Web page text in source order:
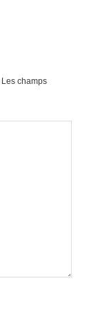
Les champs